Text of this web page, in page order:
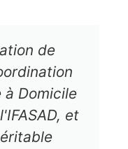
de
à Domicile
et